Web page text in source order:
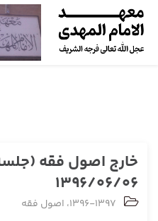
1396/06/06
1396-1397، اصول فقه